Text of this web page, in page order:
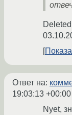
Deleted
Ответ на:
19:03:13 +00:00
Nyet,